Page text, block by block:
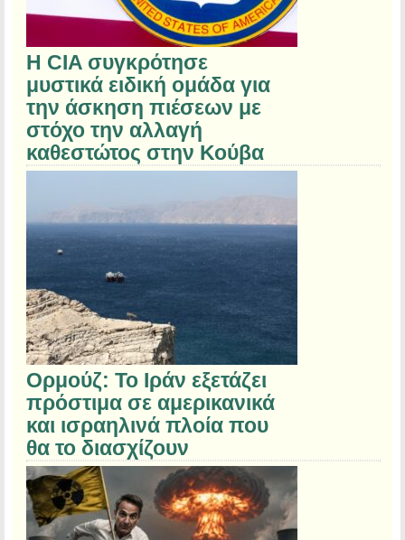
Η CIA συγκρότησε
μυστικά ειδική ομάδα για
την άσκηση πιέσεων με
στόχο την αλλαγή
καθεστώτος στην Κούβα
Ορμούζ: Το Ιράν εξετάζει
πρόστιμα σε αμερικανικά
και ισραηλινά πλοία που
θα το διασχίζουν